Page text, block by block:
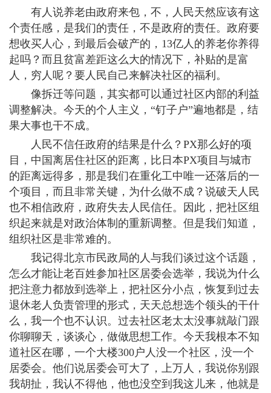
有人说养老由政府来包，不，人民天然应该有这
个责任感，是我们的责任，不是政府的责任。政府要
想收买人心，到最后会破产的，13亿人的养老你养得
起吗？而且贫富差距这么大的情况下，补贴的是富
人，穷人呢？要人民自己来解决社区的福利。
像拆迁等问题，其实都可以通过社区内部的利益
调整解决。今天的个人主义，“钉子户”遍地都是，结
果大事也干不成。
人民不信任政府的结果是什么？PX那么好的项
目，中国离居住社区的距离，比日本PX项目与城市
的距离远得多，那是我们在重化工中唯一还落后的一
个项目，而且非常关键，为什么做不成？说破天人民
也不相信政府，政府失去人民信任。因此，把社区组
织起来就是对政治体制的重新调整。但是我们知道，
组织社区是非常难的。
我记得北京市民政局的人与我们谈过这个话题，
怎么才能让老百姓参加社区居委会选举，我说为什么
把注意力都放到选举上，把社区分小点，恢复到过去
退休老人负责管理的形式，天天总想选个领头的干什
么，我一个也不认识。过去社区老太太没事就敲门跟
你聊聊天，谈谈心，做做思想工作。今天我根本不知
道社区在哪，一个大楼300户人没一个社区，没一个
居委会。他们说居委会可大了，上万人，我说你别跟
我胡扯，我认不得他，他也没空到我这儿来，他就是